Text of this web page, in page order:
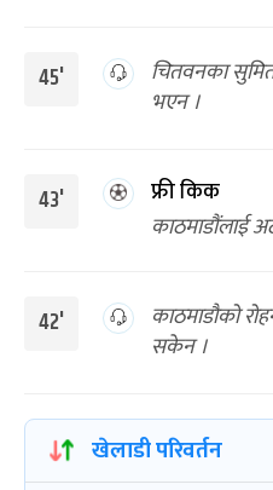
45'
चितवनका
भएन ।
43'
फ्री किक
काठमाडौंलाई
42'
काठमाडौको
सकेन ।
खेलाडी परिवर्तन